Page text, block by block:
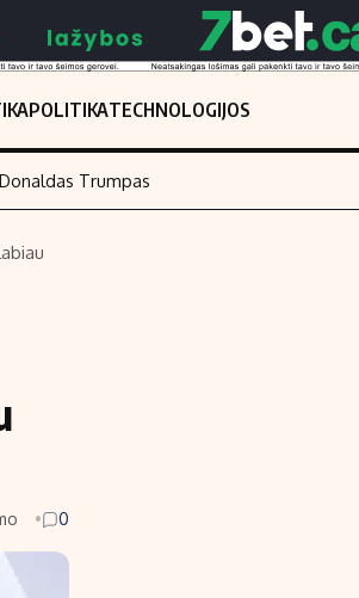
POLITIKATECHNOLOGIJOS
Indėlių skaičiuoklė
Donaldas Trumpas
0